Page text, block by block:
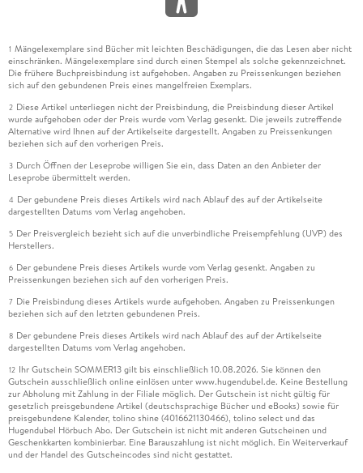
1 Mängelexemplare sind Bücher mit leichten Beschädigungen, die das Lesen aber nicht
einschränken. Mängelexemplare sind durch einen Stempel als solche gekennzeichnet.
Die frühere Buchpreisbindung ist aufgehoben. Angaben zu Preissenkungen beziehen
sich auf den gebundenen Preis eines mangelfreien Exemplars.
2 Diese Artikel unterliegen nicht der Preisbindung, die Preisbindung dieser Artikel
wurde aufgehoben oder der Preis wurde vom Verlag gesenkt. Die jeweils zutreffende
Alternative wird Ihnen auf der Artikelseite dargestellt. Angaben zu Preissenkungen
beziehen sich auf den vorherigen Preis.
3 Durch Öffnen der Leseprobe willigen Sie ein, dass Daten an den Anbieter der
Leseprobe übermittelt werden.
4 Der gebundene Preis dieses Artikels wird nach Ablauf des auf der Artikelseite
dargestellten Datums vom Verlag angehoben.
5 Der Preisvergleich bezieht sich auf die unverbindliche Preisempfehlung (UVP) des
Herstellers.
6 Der gebundene Preis dieses Artikels wurde vom Verlag gesenkt. Angaben zu
Preissenkungen beziehen sich auf den vorherigen Preis.
7 Die Preisbindung dieses Artikels wurde aufgehoben. Angaben zu Preissenkungen
beziehen sich auf den letzten gebundenen Preis.
8 Der gebundene Preis dieses Artikels wird nach Ablauf des auf der Artikelseite
dargestellten Datums vom Verlag angehoben.
12 Ihr Gutschein SOMMER13 gilt bis einschließlich 10.08.2026. Sie können den
Gutschein ausschließlich online einlösen unter www.hugendubel.de. Keine Bestellung
zur Abholung mit Zahlung in der Filiale möglich. Der Gutschein ist nicht gültig für
gesetzlich preisgebundene Artikel (deutschsprachige Bücher und eBooks) sowie für
preisgebundene Kalender, tolino shine (4016621130466), tolino select und das
Hugendubel Hörbuch Abo. Der Gutschein ist nicht mit anderen Gutscheinen und
Geschenkkarten kombinierbar. Eine Barauszahlung ist nicht möglich. Ein Weiterverkauf
und der Handel des Gutscheincodes sind nicht gestattet.